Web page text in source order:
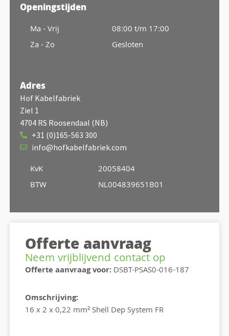
Openingstijden
Ma - Vrij
Za - Zo
08:00 t/m 17:00
Gesloten
Adres
Hof Kabelfabriek
Ziel 1
4704 RS Roosendaal (NB)
+31 (0)165-563 300
info@hofkabelfabriek.com
KvK
BTW
20058404
NL004839651B01
Offerte aanvraag
Neem vrijblijvend contact op
Offerte aanvraag voor:DSBT-PSAS0-016-187
Omschrijving:
16 x 2 x 0,22 mm² Shell Dep System FR